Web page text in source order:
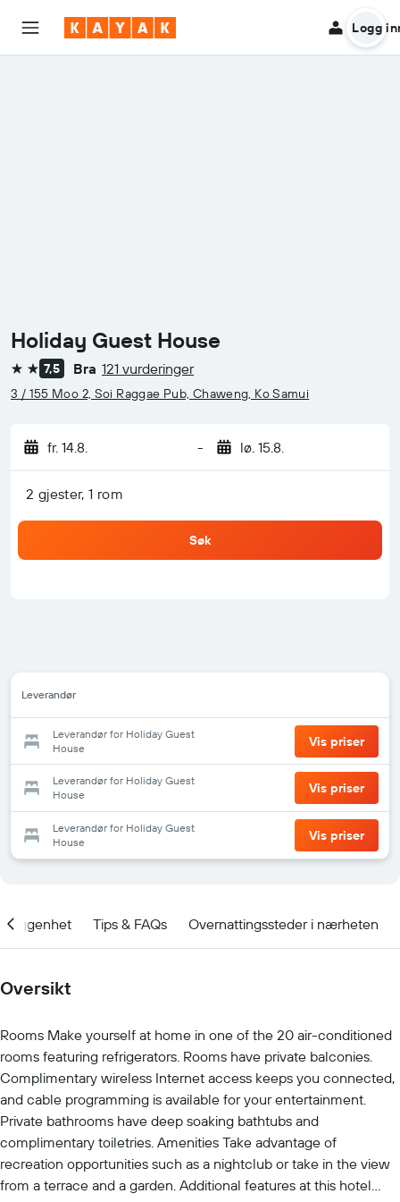
Logg
Holiday Guest House
2 stjerner
7,5 Bra 121 vurderinger
3 / 155 Moo 2, Soi Raggae Pub, Chaweng, Ko Samui
fr. 14.8. - lø. 15.8.
2 gjester, 1 rom
Søk
Leverandør
Leverandør for Holiday Guest
House
Vis priser
Leverandør for Holiday Guest
House
Vis priser
Leverandør for Holiday Guest
House
Vis priser
Tips & FAQs Overnattingssteder i nærheten
Oversikt
Rooms Make yourself at home in one of the 20 air-conditioned
rooms featuring refrigerators. Rooms have private balconies.
Complimentary wireless Internet access keeps you connected,
and cable programming is available for your entertainment.
Private bathrooms have deep soaking bathtubs and
complimentary toiletries. Amenities Take advantage of
recreation opportunities such as a nightclub or take in the view
from a terrace and a garden. Additional features at this hotel